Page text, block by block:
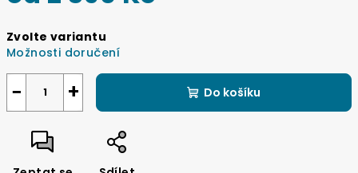
cena:
Zvolte variantu
Možnosti doručení
+
− Do košíku